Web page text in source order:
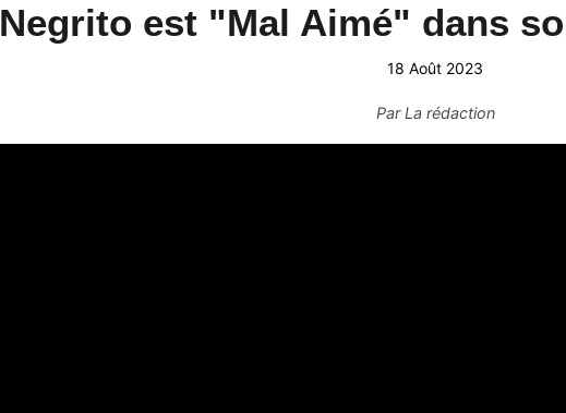
Negrito est "Mal Aimé" dans
18 Août 2023
ParLa rédaction